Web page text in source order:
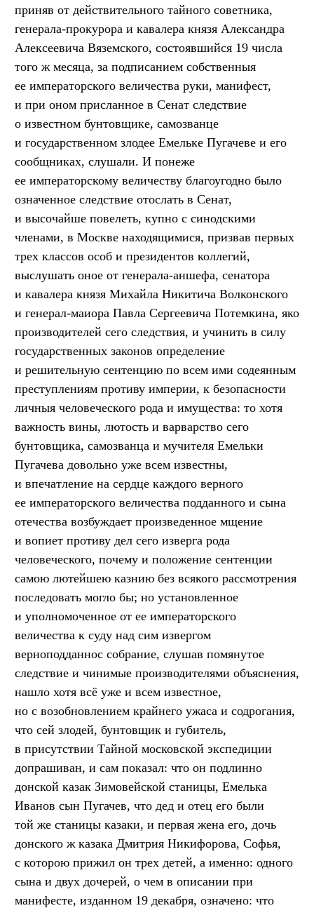
приняв от действительного тайного советника,
генерала-прокурора и кавалера князя Александра
Алексеевича Вяземского, состоявшийся 19 числа
того ж месяца, за подписанием собственныя
ее императорского величества руки, манифест,
и при оном присланное в Сенат следствие
о известном бунтовщике, самозванце
и государственном злодее Емельке Пугачеве и его
сообщниках, слушали. И понеже
ее императорскому величеству благоугодно было
означенное следствие отослать в Сенат,
и высочайше повелеть, купно с синодскими
членами, в Москве находящимися, призвав первых
трех классов особ и президентов коллегий,
выслушать оное от генерала-аншефа, сенатора
и кавалера князя Михайла Никитича Волконского
и генерал-маиора Павла Сергеевича Потемкина, яко
производителей сего следствия, и учинить в силу
государственных законов определение
и решительную сентенцию по всем ими содеянным
преступлениям противу империи, к безопасности
личныя человеческого рода и имущества: то хотя
важность вины, лютость и варварство сего
бунтовщика, самозванца и мучителя Емельки
Пугачева довольно уже всем известны,
и впечатление на сердце каждого верного
ее императорского величества подданного и сына
отечества возбуждает произведенное мщение
и вопиет противу дел сего изверга рода
человеческого, почему и положение сентенции
самою лютейшею казнию без всякого рассмотрения
последовать могло бы; но установленное
и уполномоченное от ее императорского
величества к суду над сим извергом
верноподданнос собрание, слушав помянутое
следствие и чинимые производителями объяснения,
нашло хотя всё уже и всем известное,
но с возобновлением крайнего ужаса и содрогания,
что сей злодей, бунтовщик и губитель,
в присутствии Тайной московской экспедиции
допрашиван, и сам показал: что он подлинно
донской казак Зимовейской станицы, Емелька
Иванов сын Пугачев, что дед и отец его были
той же станицы казаки, и первая жена его, дочь
донского ж казака Дмитрия Никифорова, Софья,
с которою прижил он трех детей, а именно: одного
сына и двух дочерей, о чем в описании при
манифесте, изданном 19 декабря, означено: что